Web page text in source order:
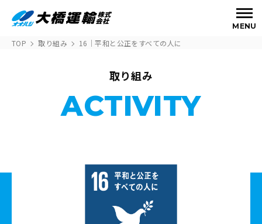
MENU
TOP 取り組み 16｜平和と公正をすべての人に
取り組み
ACTIVITY